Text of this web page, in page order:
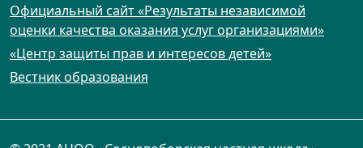
Официальный сайт «Результаты независимой
оценки качества оказания услуг организациями»
«Центр защиты прав и интересов детей»
Вестник образования